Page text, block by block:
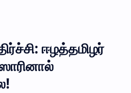
ஈழத்தமிழர்